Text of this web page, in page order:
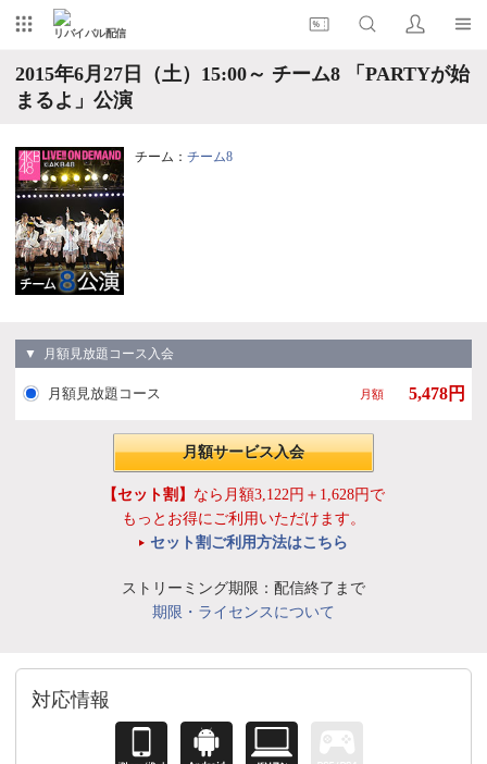
リバイバル配信
2015年6月27日（土）15:00～ チーム8 「PARTYが始
まるよ」公演
チーム： チーム8
▼ 月額見放題コース入会
月額見放題コース 月額 5,478円
月額サービス入会
【セット割】 なら月額3,122円＋1,628円で
もっとお得にご利用いただけます。
セット割ご利用方法はこちら
ストリーミング期限：配信終了まで
期限・ライセンスについて
対応情報